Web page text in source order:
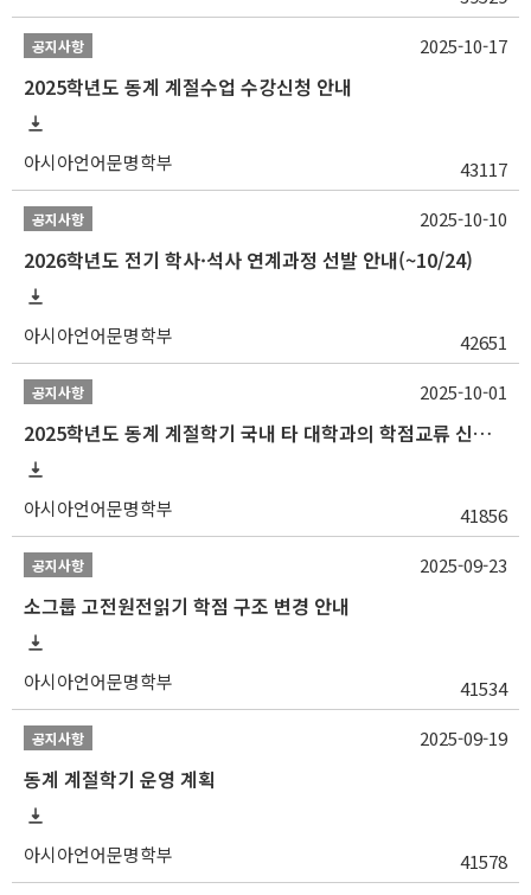
공지사항
2025학년도 동계 계절수업 수강신청 안내
아시아언어문명학부 43117
2025-10-17
공지사항
2026학년도 전기 학사·석사 연계과정 선발 안내(~10/24)
아시아언어문명학부 42651
2025-10-10
공지사항
2025학년도 동계 계절학기 국내 타 대학과의 학점교류 신청 안내
아시아언어문명학부 41856
2025-10-01
공지사항
소그룹 고전원전읽기 학점 구조 변경 안내
아시아언어문명학부 41534
2025-09-23
공지사항
동계 계절학기 운영 계획
아시아언어문명학부 41578
2025-09-19